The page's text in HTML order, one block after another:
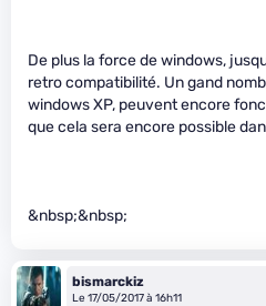
De plus la force de windows,
retro compatibilité. Un gand
windows XP, peuvent encore
que cela sera encore possible
&nbsp;&nbsp;
bismarckiz
Le 17/05/2017 à 16h11